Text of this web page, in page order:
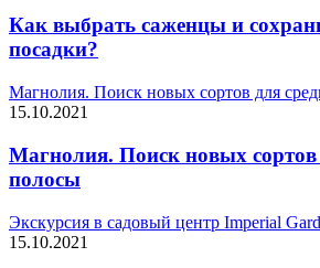
Как выбрать саженцы и
посадки?
Магнолия. Поиск новых сортов для
15.10.2021
Магнолия. Поиск новых сортов
полосы
Экскурсия в садовый центр Imperial
15.10.2021